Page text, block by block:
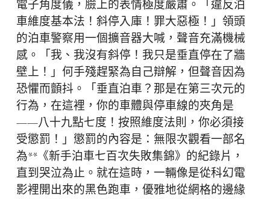
電子角度儀，臉上的表情極度嚴肅。「違反泊
車維度基本法！斜停入庫！罪大惡極！」領頭
的泊車警察用一個擴音器大喊，聲音充滿機械
感。「我、我沒有斜停！我只是垂直停在了牆
壁上！」何手殘趕緊為自己辯解，但聲音因為
恐懼而顫抖。「垂直泊車？那是在第三次元的
行為，在這裡，你的車體與停車線的夾角是
——八十九點七度！按照維度法則，你必須接
受懲罰！」懲罰的內容是：無限次觀看一部名
為**《新手泊車七百次失敗集錦》的紀錄片，
直到哭泣為止。就在這時，一輛像是從科幻電
影裡開出來的黑色跑車，優雅地從網格的邊緣